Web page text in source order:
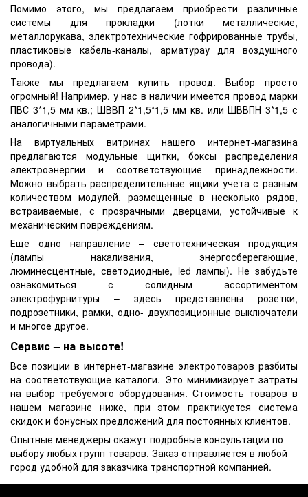
Помимо этого, мы предлагаем приобрести различные
системы для прокладки (лотки металлические,
металлорукава, электротехнические гофрированные трубы,
пластиковые кабель-каналы, арматураудля воздушного
провода).
Также мы предлагаем купить провод. Выбор просто
огромный! Например, у нас в наличии имеется провод марки
ПВС 3*1,5 мм кв.;ШВВП 2*1,5*1,5 мм кв. илиШВВПН 3*1,5 с
аналогичными параметрами.
На виртуальных витринах нашего интернет-магазина
предлагаются модульные щитки, боксы распределения
электроэнергии и соответствующие принадлежности.
Можно выбрать распределительные ящики учета с разным
количеством модулей, размещенные в несколько рядов,
встраиваемые, с прозрачными дверцами, устойчивые к
механическим повреждениям.
Еще одно направление – светотехническая продукция
(лампы накаливания, энергосберегающие,
люминесцентные, светодиодные, led лампы). Не забудьте
ознакомиться с солидным ассортиментом
электрофурнитуры – здесь представлены розетки,
подрозетники, рамки, одно- двухпозиционные выключатели
и многое другое.
Сервис – на высоте!
Все позиции в интернет-магазине электротоваров разбиты
на соответствующие каталоги. Это минимизирует затраты
на выбор требуемого оборудования. Стоимость товаров в
нашем магазине ниже, при этом практикуется система
скидок и бонусных предложений для постоянных клиентов.
Опытные менеджеры окажут подробные консультации по
выбору любых групп товаров. Заказ отправляется в любой
город удобной для заказчика транспортной компанией.